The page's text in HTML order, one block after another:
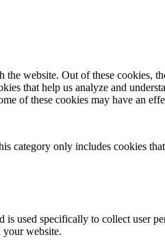
website. Out of these cookies,
that help us analyze and
of these cookies may have an
category only includes cookies
used specifically to collect user
your website.